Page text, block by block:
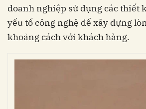
doanh nghiệp sử dụng các thiết
yếu tố công nghệ để xây dựng
khoảng cách với khách hàng.